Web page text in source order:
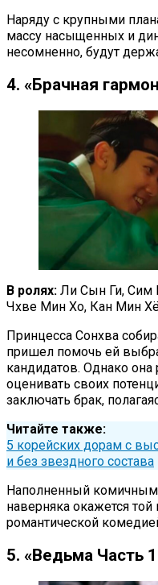
Наряду с крупными
массу насыщенных и
несомненно, будут
4. «Брачная
В ролях: Ли Сын Ги, Сим
Чхве Мин Хо, Кан Мин
Принцесса Сонхва
пришел помочь ей
кандидатов. Однако она
оценивать своих
заключать брак,
Читайте также:
5 корейских дорам с
и без звездного состава
Наполненный
наверняка окажется
романтической
5. «Ведьма Часть